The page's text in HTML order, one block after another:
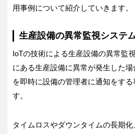
用事例について紹介していきます。
生産設備の異常監視システ
IoTの技術による生産設備の異常監
にある生産設備に異常が発生した
を即時に設備の管理者に通知をす
す。
タイムロスやダウンタイムの長期